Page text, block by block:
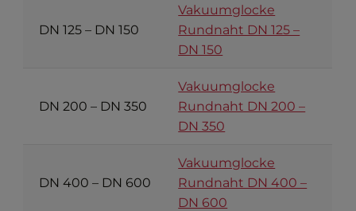
DN 125 – DN 150
Vakuumglocke
Rundnaht DN 125 –
DN 150
DN 200 – DN 350
Vakuumglocke
Rundnaht DN 200 –
DN 350
DN 400 – DN 600
Vakuumglocke
Rundnaht DN 400 –
DN 600